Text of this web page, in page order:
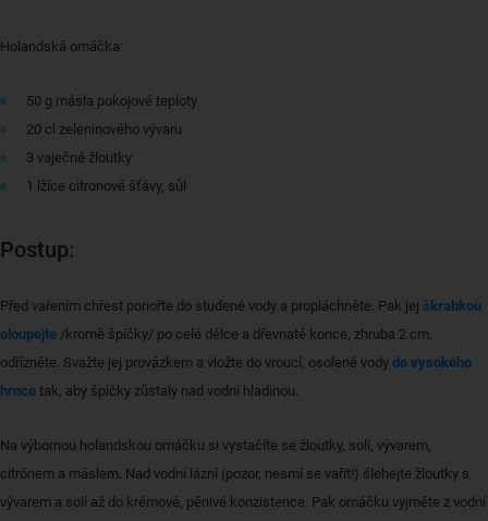
Holandská omáčka:
50 g másla pokojové teploty
20 cl zeleninového vývaru
3 vaječné žloutky
1 lžíce citronové šťávy, sůl
Postup:
Před vařením chřest ponořte do studené vody a propláchněte. Pak jej škrabkou
oloupejte /kromě špičky/ po celé délce a dřevnaté konce, zhruba 2 cm,
odřízněte. Svažte jej provázkem a vložte do vroucí, osolené vody do vysokého
hrnce tak, aby špičky zůstaly nad vodní hladinou.
Na výbornou holandskou omáčku si vystačíte se žloutky, solí, vývarem,
citrónem a máslem. Nad vodní lázní (pozor, nesmí se vařit!) šlehejte žloutky s
vývarem a solí až do krémové, pěnivé konzistence. Pak omáčku vyjměte z vodní